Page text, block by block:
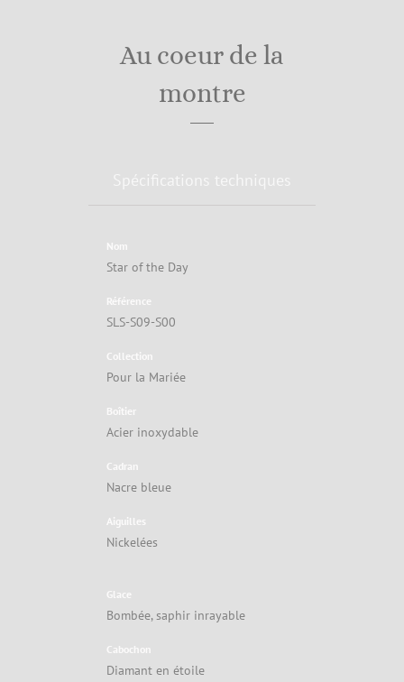
Au coeur de la
montre
Nom
Star of the Day
Référence
SLS-S09-S00
Collection
Pour la Mariée
Boîtier
Acier inoxydable
Cadran
Nacre bleue
Aiguilles
Nickelées
Glace
Bombée, saphir inrayable
Cabochon
Diamant en étoile